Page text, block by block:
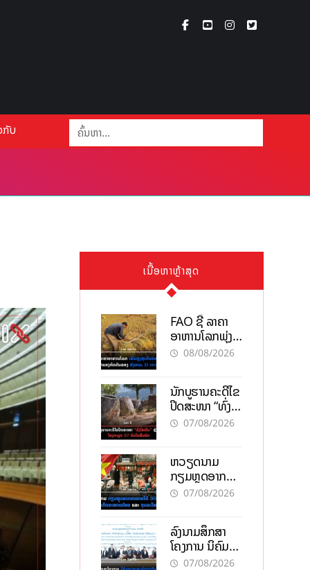
ກັບ
ເນື້ອຫາຫຼ້າສຸດ
FAO ຊີ້ ລາຄາ
ອາຫານໂລກພຸ່ງ
ສູງສຸດໃນຮອບ 3
ສົງຄາມ, El
nino
08/08/2026
ນັກບູຮານຄະດີໄຂ
ປິດສະໜາ “ທົ່ງ
ໄຫຫີນ” ຫຼັງພົບ
07/08/2026
ຫວຽດນາມ
ກຽມຫຼຸດອາກອນ
ລາຍໄດ້ 30%
ແລະ ຈຸນລະ
ວິສາຫະກິດ
07/08/2026
ລົງນາມສຶກສາ
ໂຄງການ ນິຄົມ
ອຸດສາຫະກຳ
07/08/2026